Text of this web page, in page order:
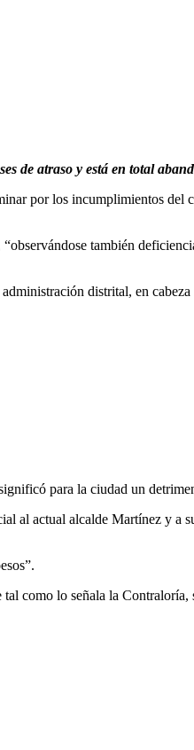
de atraso y está en total
por los incumplimientos del
también
distrital, en
para la ciudad un
al actual alcalde Martínez y a
como lo señala la